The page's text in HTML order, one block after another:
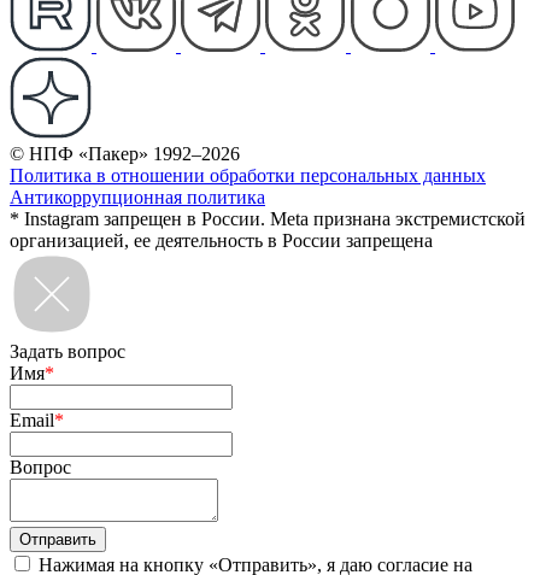
© НПФ «Пакер» 1992–2026
Политика в отношении обработки персональных данных
Антикоррупционная политика
* Instagram запрещен в России. Meta признана экстремистской
организацией, ее деятельность в России запрещена
Задать вопрос
Имя*
Email*
Вопрос
Нажимая на кнопку «Отправить», я даю согласие на